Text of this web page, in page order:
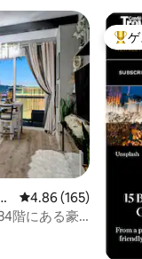
価レビュー165件、5
4.86 (165)
階にある豪
大